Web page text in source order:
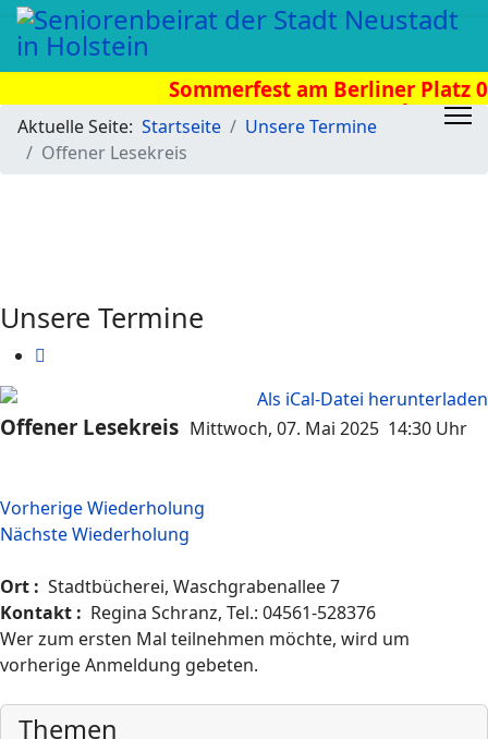
Sommerfest am Berliner Platz
Uhr
Aktuelle Seite: Startseite
Unsere Termine
Offener Lesekreis
Unsere Termine
Offener Lesekreis Mittwoch, 07. Mai 2025 14:30 Uhr
Vorherige Wiederholung
Nächste Wiederholung
Ort : Stadtbücherei, Waschgrabenallee 7
Kontakt : Regina Schranz, Tel.: 04561-528376
Wer zum ersten Mal teilnehmen möchte, wird um
vorherige Anmeldung gebeten.
Themen